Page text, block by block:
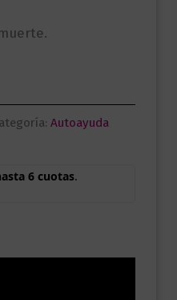
Autoayuda